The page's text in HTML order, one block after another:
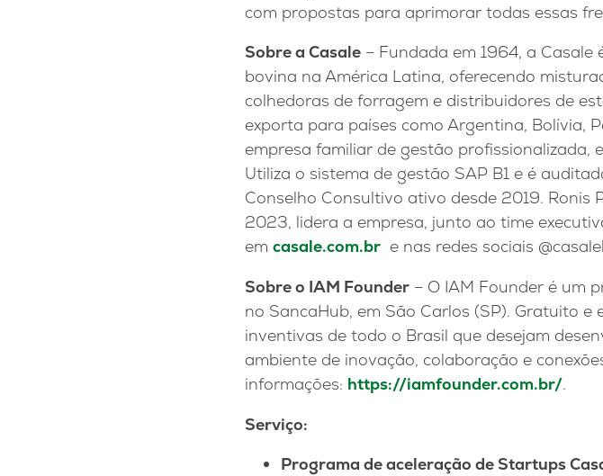
com propostas para aprimorar todas essas
Sobre a Casale – Fundada em 1964, a
bovina na América Latina, oferecendo
colhedoras de forragem e distribuidores de
exporta para países como Argentina, Bolívia,
empresa familiar de gestão profissionalizada,
Utiliza o sistema de gestão SAP B1 e é
Conselho Consultivo ativo desde 2019.
2023, lidera a empresa, junto ao time
em casale.com.br e nas redes sociais
Sobre o IAM Founder – O IAM Founder é um
no SancaHub, em São Carlos (SP). Gratuito
inventivas de todo o Brasil que desejam
ambiente de inovação, colaboração e
informações: https://iamfounder.com.br/.
Serviço:
Programa de aceleração de Startups